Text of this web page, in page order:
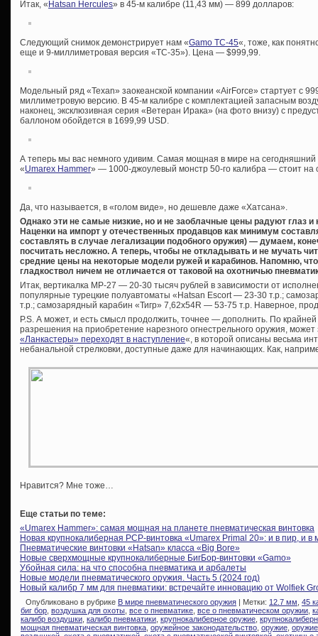
Итак, «Hatsan Hercules» в 45-м калибре (11,43 мм) — 899 долларов:
Следующий снимок демонстрирует нам «Gamo TC-45«, тоже, как
еще и 9-миллиметровая версия «TC-35»). Цена — $999,99.
Модельный ряд «Texan» заокеанской компании «AirForce» стартует с
миллиметровую версию. В 45-м калибре с комплектацией запасным
наконец, эксклюзивная серия «Ветеран Ирака» (на фото внизу) с
баллоном обойдется в 1699,99 USD.
А теперь мы вас немного удивим. Самая мощная в мире на сегодняшний
«Umarex Hammer» — 1000-джоулевый монстр 50-го калибра — стоит на
Да, что называется, в «голом виде», но дешевле даже «Хатсана».
Однако эти не самые низкие, но и не заоблачные цены радуют глаз и
Наценки на импорт у отечественных продавцов как минимум
составлять в случае легализации подобного оружия) — думаем,
посчитать несложно. А теперь, чтобы не откладывать и не мучать
средние цены на некоторые модели ружей и карабинов. Напомню,
гладкоствол ничем не отличается от таковой на охотничью
Итак, вертикалка МР-27 — 20-30 тысяч рублей в зависимости от
популярные турецкие полуавтоматы «Hatsan Escort — 23-30 т.р.;
т.р.; самозарядный карабин «Тигр» 7,62х54R — 53-75 т.р. Наверное,
P.S. А может, и есть смысл продолжить, точнее — дополнить. По
разрешения на приобретение нарезного огнестрельного оружия,
«Ланкастеры» переходят в наступление«, в которой описаны весьма
небанальной стрелковки, доступные даже для начинающих. Как,
Нравится? Мне тоже…
Еще статьи по теме:
«Umarex Hammer»: самая мощная на планете пневматическая винтовка
Новая крупнокалиберная PCP-винтовка «Umarex Primal 20»: и в пир, и в
Пневматические винтовки «Hatsan» класса «Big Bore»
Новые сверхмощные крупнокалиберные БигБор-винтовки «Gamo»
Убойная сила: на что способна пневматика и арбалеты
Новые модели пневматического оружия. Часть 5 (2024 год)
Новый калибр 7 мм для пневматики: встречайте инновацию от Wolfiek
Опубликовано в рубрике В мире пневматического оружия | Метки: 12.7 мм 45
биг бор воздушка для охоты все о пневматике все о пневматическом оружии
калибр воздушки калибр пневматики крупнокалиберное оружие
мощная пневматическая винтовка оружейное законодательство оружие